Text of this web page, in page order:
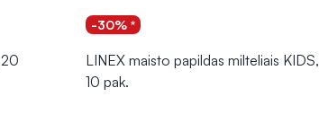
-30% *
LINEX maisto papildas milteliais KIDS,
10 pak.